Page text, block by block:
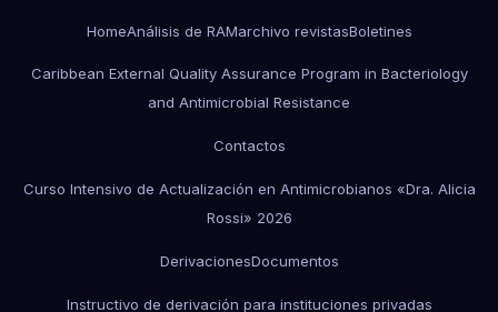
HomeAnálisis de RAMarchivo revistasBoletines
Caribbean External Quality Assurance Program in Bacteriology
and Antimicrobial Resistance
Contactos
Curso Intensivo de Actualización en Antimicrobianos «Dra. Alicia
Rossi» 2026
DerivacionesDocumentos
Instructivo de derivación para instituciones privadas